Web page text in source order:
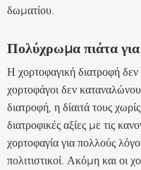
δωματίου.
Πολύχρωμα πιάτα
Η χορτοφαγική διατροφή
χορτοφάγοι δεν
διατροφή, η δίαιτά τους
διατροφικές αξίες με τις
χορτοφαγία για πολλούς
πολιτιστικοί. Ακόμη και οι